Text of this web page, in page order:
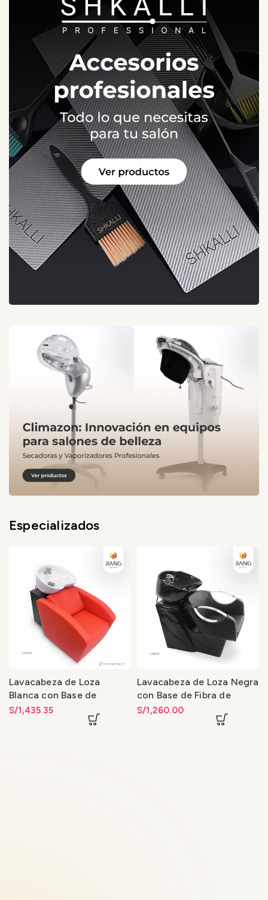
Especializados
Lavacabeza de Loza
Blanca con Base de
Madera 013
S/1,435.35
Lavacabeza de Loza Negra
con Base de Fibra de
Vidrio 013
S/1,260.00